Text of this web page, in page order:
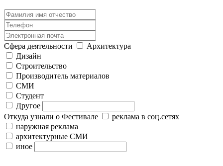
Сфера деятельности
Архитектура
Дизайн
Строительство
Производитель материалов
СМИ
Студент
Другое
Откуда узнали о Фестивале
реклама в соц.сетях
наружная реклама
архитектурные СМИ
иное